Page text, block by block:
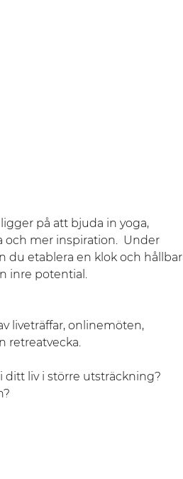
på att bjuda in yoga,
mer inspiration.  Under
du etablera en klok och hållbar
inre potential.
liveträffar, onlinemöten,
retreatvecka.
liv i större utsträckning?